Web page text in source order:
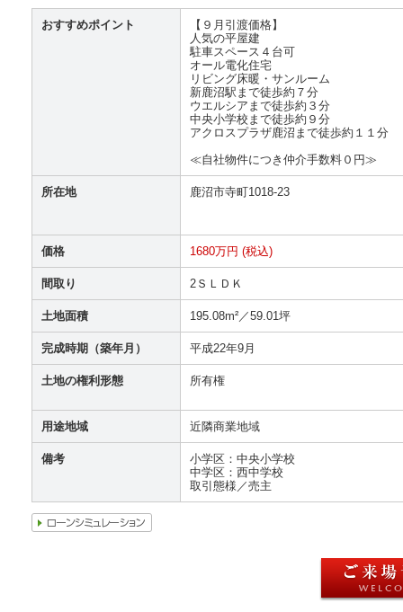
おすすめポイント
【９月引渡価格】
人気の平屋建
駐車スペース４台可
オール電化住宅
リビング床暖・サンルーム
新鹿沼駅まで徒歩約７分
ウエルシアまで徒歩約３分
中央小学校まで徒歩約９分
アクロスプラザ鹿沼まで徒歩約１１分
≪自社物件につき仲介手数料０円≫
所在地 鹿沼市寺町1018-23
価格 1680万円 (税込)
間取り 2ＳＬＤＫ
土地面積 195.08m²／59.01坪
完成時期（築年月） 平成22年9月
土地の権利形態 所有権
用途地域 近隣商業地域
備考
小学区：中央小学校
中学区：西中学校
取引態様／売主